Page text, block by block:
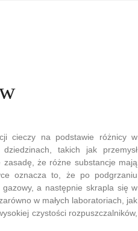
cieczy na podstawie różnicy w
takich jak przemysł
zasadę, że różne substancje mają
oznacza to, że po podgrzaniu
a następnie skrapla się w
w małych laboratoriach, jak
czystości rozpuszczalników,